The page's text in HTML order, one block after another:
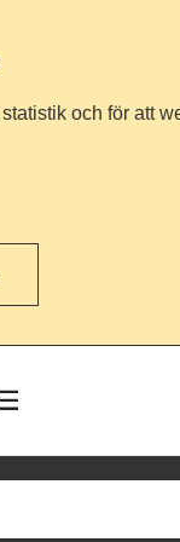
och för att